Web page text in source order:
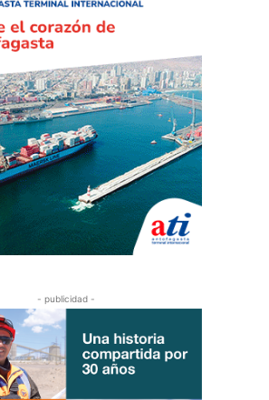
- publicidad -